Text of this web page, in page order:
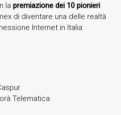
la premiazione dei 10 pionieri
di diventare una delle realtà
Internet in Italia:
Telematica